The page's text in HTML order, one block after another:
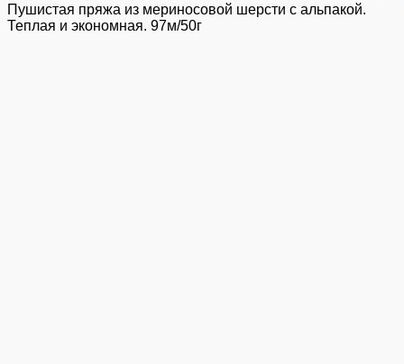
Пушистая пряжа из мериносовой шерсти с альпакой.
Теплая и экономная. 97м/50г